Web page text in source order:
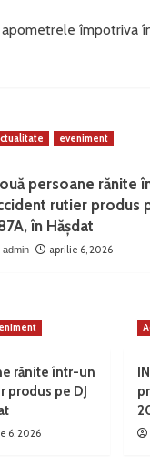
împotriva
eveniment
persoane rănite
rutier produs
în Hășdat
admin aprilie 6, 2026
rănite într-un
pe DJ
6, 2026